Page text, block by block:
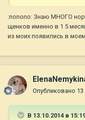
:nonono: Знаю МНОГО
щенков именно в 1 5
из моих появились в
Опубликовано
В 13.10.2014 в